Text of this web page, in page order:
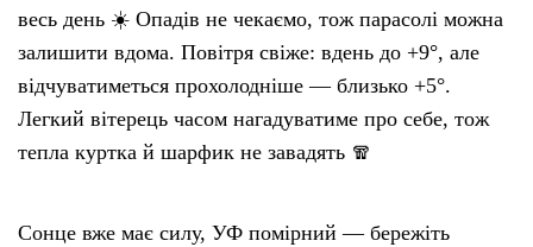
весь день ☀️ Опадів не чекаємо, тож парасолі можна
залишити вдома. Повітря свіже: вдень до +9°, але
відчуватиметься прохолодніше — близько +5°.
Легкий вітерець часом нагадуватиме про себе, тож
тепла куртка й шарфик не завадять 🧣
Сонце вже має силу, УФ помірний — бережіть